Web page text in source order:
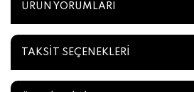
ÜRÜN YORUMLARI
TAKSİT SEÇENEKLERİ